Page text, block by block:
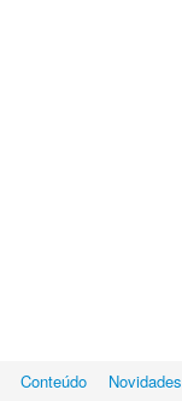
Conteúdo Novidades